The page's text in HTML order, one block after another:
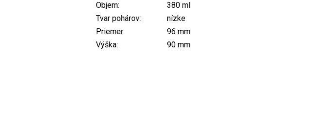
Objem:
380 ml
Tvar pohárov:
nízke
Priemer:
96 mm
Výška: 90 mm